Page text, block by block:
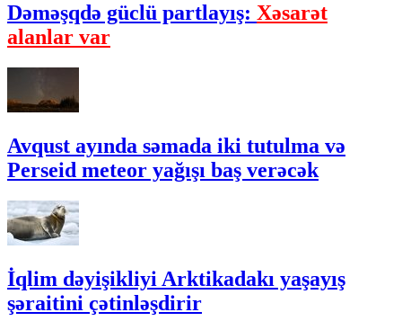
Dəməşqdə güclü partlayış: Xəsarət
alanlar var
Avqust ayında səmada iki tutulma və
Perseid meteor yağışı baş verəcək
İqlim dəyişikliyi Arktikadakı yaşayış
şəraitini çətinləşdirir